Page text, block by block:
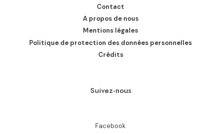
Contact
A propos de nous
Mentions légales
Politique de protection des données personnelles
Crédits
Suivez-nous
Facebook